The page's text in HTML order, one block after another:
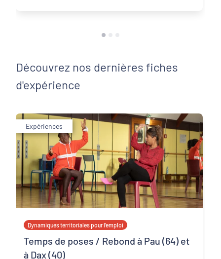
Découvrez nos dernières fiches
d'expérience
Expériences
Dynamiques territoriales pour l’emploi
Temps de poses / Rebond à Pau (64) et
à Dax (40)